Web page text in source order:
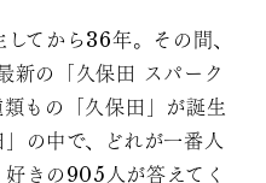
てから36年。その間、
新の「久保田 スパーク
もの「久保田」が誕生
の中で、どれが一番人
きの905人が答えてく